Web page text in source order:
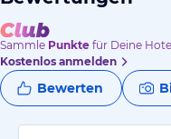
Sammle Punkte für Deine
Kostenlos anmelden
Bewerten